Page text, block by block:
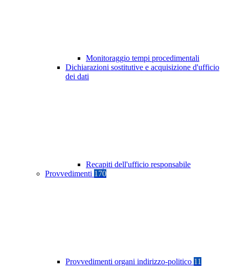
Monitoraggio tempi procedimentali
Dichiarazioni sostitutive e acquisizione d'ufficio
dei dati
Recapiti dell'ufficio responsabile
Provvedimenti 170
Provvedimenti organi indirizzo-politico 11